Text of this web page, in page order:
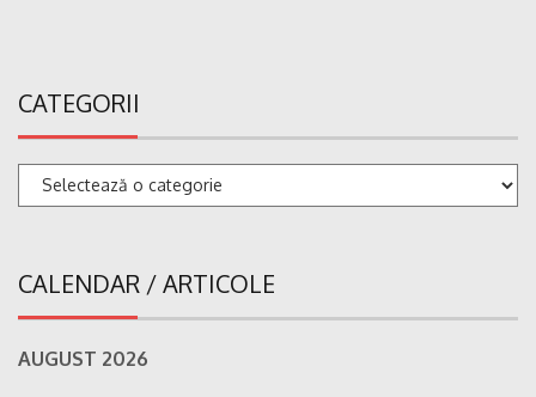
CATEGORII
Categorii
CALENDAR / ARTICOLE
AUGUST 2026